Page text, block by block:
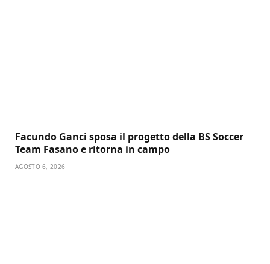
Facundo Ganci sposa il progetto della BS Soccer
Team Fasano e ritorna in campo
AGOSTO 6, 2026